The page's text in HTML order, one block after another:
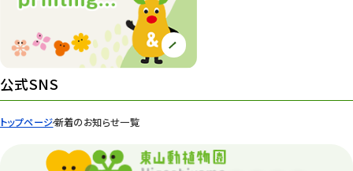
トップページ新着のお知らせ一覧
公式SNS